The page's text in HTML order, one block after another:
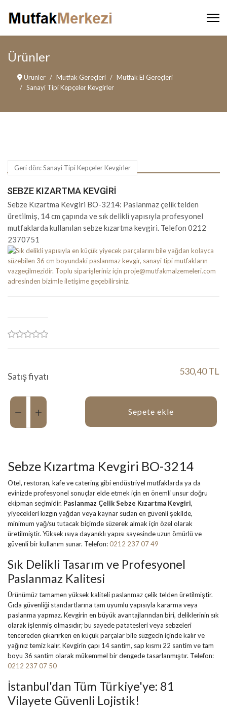
Ürünler
Ürünler Mutfak Gereçleri
Mutfak El Gereçleri
Sanayi Tipi Kepçeler Kevgirler
Geri dön: Sanayi Tipi Kepçeler Kevgirler
SEBZE KIZARTMA KEVGIRI
Sebze Kızartma Kevgiri BO-3214: Paslanmaz çelik telden
üretilmiş, 14 cm çapında ve sık delikli yapısıyla profesyonel
mutfaklarda kullanılan sebze kızartma kevgiri. Telefon 0212
2370751
Satış fiyatı 530,40 TL
Miktar:
Sepete ekle
Sebze Kızartma Kevgiri BO-3214
Otel, restoran, kafe ve catering gibi endüstriyel mutfaklarda ya da
evinizde profesyonel sonuçlar elde etmek için en önemli unsur doğru
ekipman seçimidir. Paslanmaz Çelik Sebze Kızartma Kevgiri,
yiyecekleri kızgın yağdan veya kaynar sudan en güvenli şekilde,
minimum yağ/su tutacak biçimde süzerek almak için özel olarak
üretilmiştir. Yüksek ısıya dayanıklı yapısı sayesinde uzun ömürlü ve
güvenli bir kullanım sunar. Telefon:0212 237 07 49
Sık Delikli Tasarım ve Profesyonel
Paslanmaz Kalitesi
Ürünümüz tamamen yüksek kalitelipaslanmaz çelik telden üretilmiştir.
Gıda güvenliği standartlarına tam uyumlu yapısıyla kararma veya
paslanma yapmaz. Kevgirin en büyük avantajlarından biri, deliklerinin sık
olarak işlenmiş olmasıdır; bu sayede patatesleri veya sebzeleri
tencereden çıkarırken en küçük parçalar bile süzgecin içinde kalır ve
yağınız temiz kalır. Kevgirin çapı 14 santim, sap kısmı 22 santim ve tam
boyu 36 santim olarak mükemmel bir dengede tasarlanmıştır. Telefon:
0212 237 07 50
İstanbul'dan Tüm Türkiye'ye: 81
Vilayete Güvenli Lojistik!